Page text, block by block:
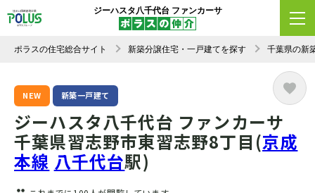
ジーハスタ八千代台 ファンカーサ
ポラスの住宅総合サイト 新築分譲住宅・一戸建てを探す 千葉県の新
NEW 新築一戸建て
ジーハスタ八千代台 ファンカーサ
千葉県習志野市東習志野8丁目(京成
本線 八千代台駅)